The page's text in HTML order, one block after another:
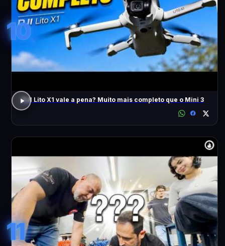
10
DJI Lito X1 vale a pena? Muito mais completo que o Mini 3
11